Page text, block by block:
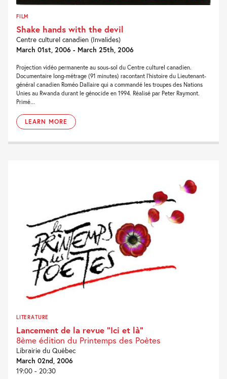
FILM
Shake hands with the devil
Centre culturel canadien (Invalides)
March 01st, 2006 - March 25th, 2006
Projection vidéo permanente au sous-sol du Centre culturel canadien.
Documentaire long-métrage (91 minutes) racontant l'histoire du Lieutenant-
général canadien Roméo Dallaire qui a commandé les troupes des Nations
Unies au Rwanda durant le génocide en 1994. Réalisé par Peter Raymont.
Primé...
LEARN MORE
LITERATURE
Lancement de la revue “Ici et là”
8ème édition du Printemps des Poètes
Librairie du Québec
March 02nd, 2006
19:00 - 20:30